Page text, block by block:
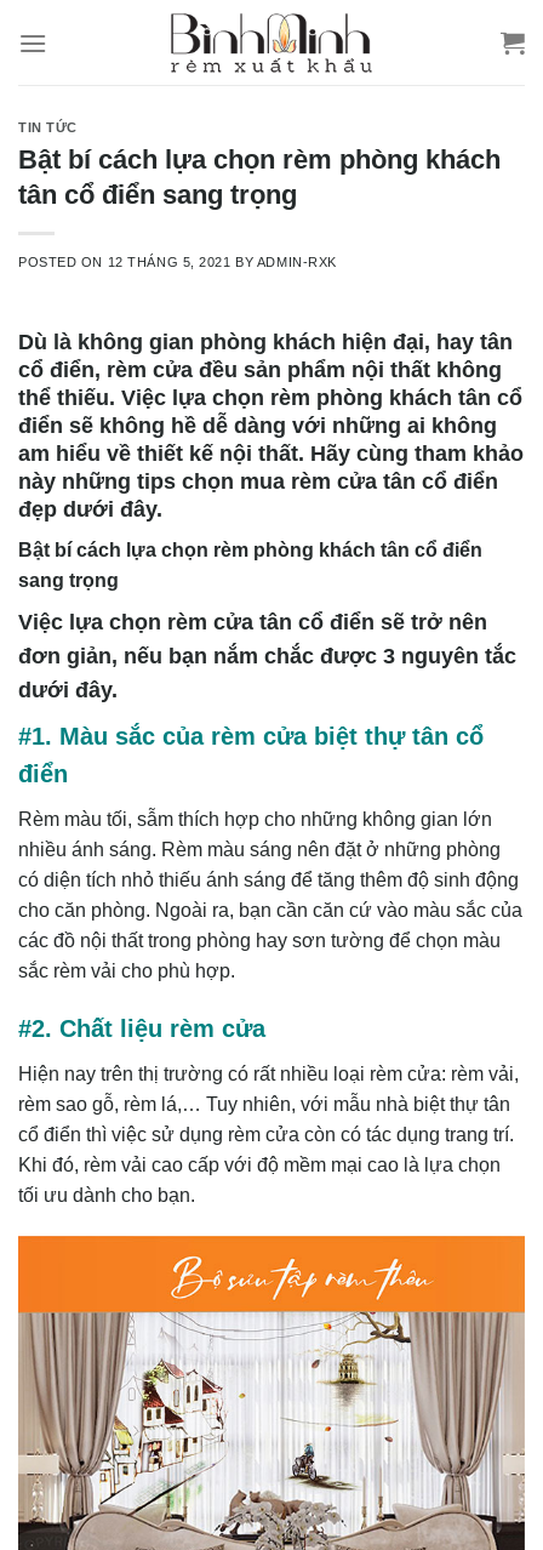
TIN TỨC
Bật bí cách lựa chọn rèm phòng khách
tân cổ điển sang trọng
POSTED ON 12 THÁNG 5, 2021 BY ADMIN-RXK
Dù là không gian phòng khách hiện đại, hay tân
cổ điển, rèm cửa đều sản phẩm nội thất không
thể thiếu. Việc lựa chọn rèm phòng khách tân cổ
điển sẽ không hề dễ dàng với những ai không
am hiểu về thiết kế nội thất. Hãy cùng tham khảo
này những tips chọn mua rèm cửa tân cổ điển
đẹp dưới đây.
Bật bí cách lựa chọn rèm phòng khách tân cổ điển
sang trọng
Việc lựa chọn rèm cửa tân cổ điển sẽ trở nên
đơn giản, nếu bạn nắm chắc được 3 nguyên tắc
dưới đây.
#1. Màu sắc của rèm cửa biệt thự tân cổ
điển
Rèm màu tối, sẫm thích hợp cho những không gian lớn
nhiều ánh sáng. Rèm màu sáng nên đặt ở những phòng
có diện tích nhỏ thiếu ánh sáng để tăng thêm độ sinh động
cho căn phòng. Ngoài ra, bạn cần căn cứ vào màu sắc của
các đồ nội thất trong phòng hay sơn tường để chọn màu
sắc rèm vải cho phù hợp.
#2. Chất liệu rèm cửa
Hiện nay trên thị trường có rất nhiều loại rèm cửa: rèm vải,
rèm sao gỗ, rèm lá,… Tuy nhiên, với mẫu nhà biệt thự tân
cổ điển thì việc sử dụng rèm cửa còn có tác dụng trang trí.
Khi đó, rèm vải cao cấp với độ mềm mại cao là lựa chọn
tối ưu dành cho bạn.